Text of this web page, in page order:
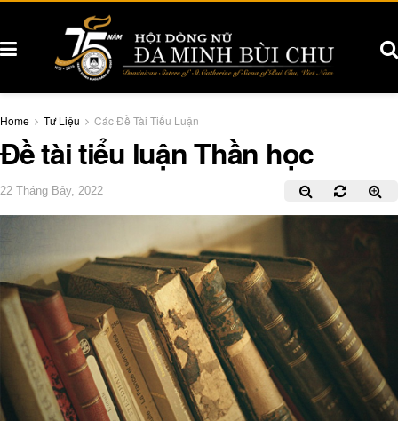
Home Tư Liệu Các Đề Tài Tiểu Luận
Đề tài tiểu luận Thần học
22 Tháng Bảy, 2022